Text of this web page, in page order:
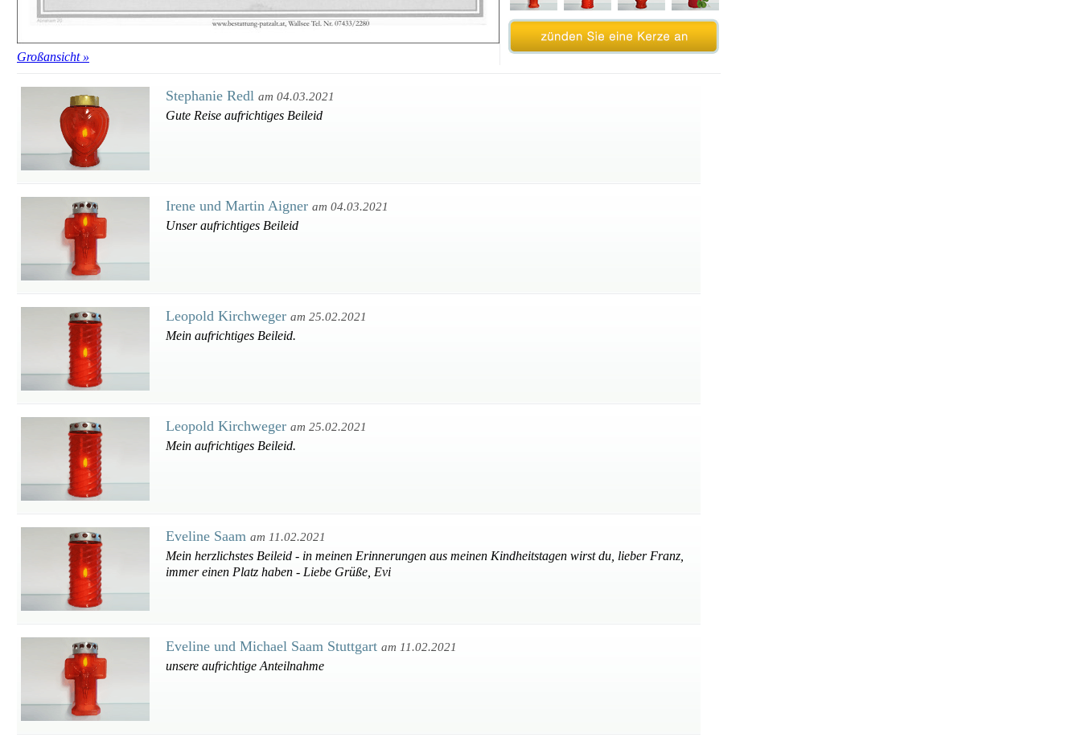
Großansicht »
Stephanie Redl am 04.03.2021
Gute Reise aufrichtiges Beileid
Irene und Martin Aigner am 04.03.2021
Unser aufrichtiges Beileid
Leopold Kirchweger am 25.02.2021
Mein aufrichtiges Beileid.
Leopold Kirchweger am 25.02.2021
Mein aufrichtiges Beileid.
Eveline Saam am 11.02.2021
Mein herzlichstes Beileid - in meinen Erinnerungen aus meinen Kindheitstagen wirst du, lieber Franz,
immer einen Platz haben - Liebe Grüße, Evi
Eveline und Michael Saam Stuttgart am 11.02.2021
unsere aufrichtige Anteilnahme